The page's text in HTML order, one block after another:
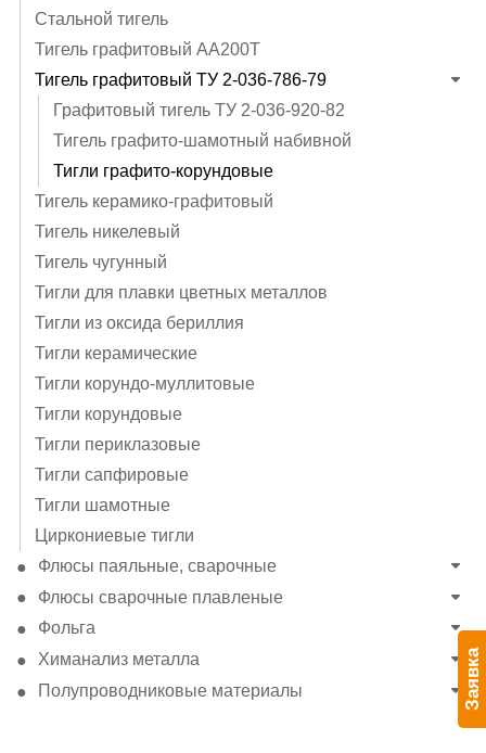
Стальной тигель
Тигель графитовый АА200Т
Тигель графитовый ТУ 2-036-786-79
Графитовый тигель ТУ 2-036-920-82
Тигель графито-шамотный набивной
Тигли графито-корундовые
Тигель керамико-графитовый
Тигель никелевый
Тигель чугунный
Тигли для плавки цветных металлов
Тигли из оксида бериллия
Тигли керамические
Тигли корундо-муллитовые
Тигли корундовые
Тигли периклазовые
Тигли сапфировые
Тигли шамотные
Циркониевые тигли
Флюсы паяльные, сварочные
Флюсы сварочные плавленые
Фольга
Химанализ металла
Полупроводниковые материалы
Заявка